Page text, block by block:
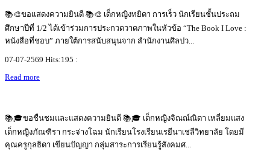
📚🎨ขอแสดงความยินดี 📚🎨 เด็กหญิงทยิดา การเร็ว นักเรียนชั้นประถม
ศึกษาปีที่ 1/2 ได้เข้าร่วมการประกวดวาดภาพในหัวข้อ “The Book I Love :
หนังสือที่ชอบ” ภายใต้การสนับสนุนจาก สำนักงานศิลปว...
07-07-2569 Hits:195 :
Read more
📚🎓ขอชื่นชมและแสดงความยินดี 📚🎓 เด็กหญิงจิณณ์ณิตา เหลี่ยมแสง
เด็กหญิงภัณฑิรา กระจ่างโฉม นักเรียนโรงเรียนเรยีนาเชลีวิทยาลัย โดยมี
คุณครูกุลธิดา เขียนปัญญา กลุ่มสาระการเรียนรู้สังคมศ...